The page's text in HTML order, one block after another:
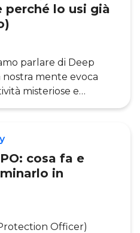
sfide per la sicurezza
e cittadini. La
e l’accesso
a informazioni
il
perché lo usi già
parlare di Deep
nostra mente evoca
misteriose e
In realtà, il Deep
dell’ecosistema di
accediamo al conto
o guardiamo un film
stiamo
Web senza
Attraverso le
cosa fa e
in
Officer)